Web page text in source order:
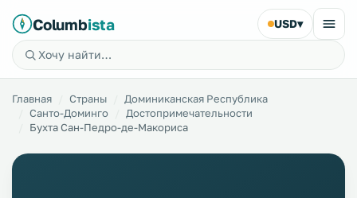
Columbista USD▾
Главная Страны
Доминиканская Республика
Санто-Доминго
Достопримечательности
Бухта Сан-Педро-де-Макориса